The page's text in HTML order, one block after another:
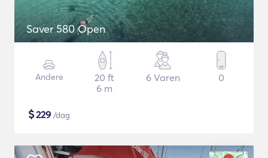
Saver 580 Open
Andere
20 ft
6 m
6 Varen 0
$229 /dag